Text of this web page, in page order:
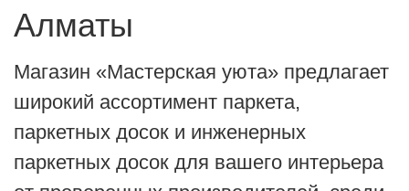
Алматы
Магазин «Мастерская уюта» предлагает
широкий ассортимент паркета,
паркетных досок и инженерных
паркетных досок для вашего интерьера